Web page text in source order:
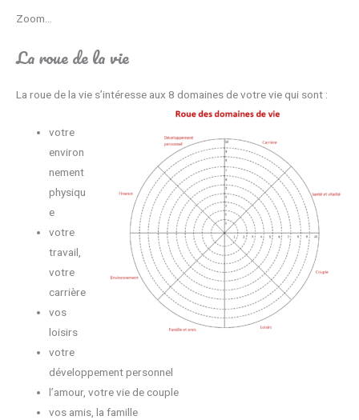
Zoom…
La roue de la vie
La roue de la vie s’intéresse aux 8 domaines de votre vie qui sont :
votre
environ
nement
physiqu
e
votre
travail,
votre
carrière
vos
loisirs
votre
développement personnel
l’amour, votre vie de couple
vos amis, la famille